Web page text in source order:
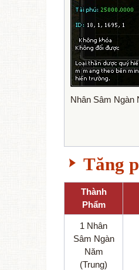
Nhân Sâm Ngàn
Tăng
Thành
Phẩm
1 Nhân
Sâm Ngàn
Năm
(Trung)